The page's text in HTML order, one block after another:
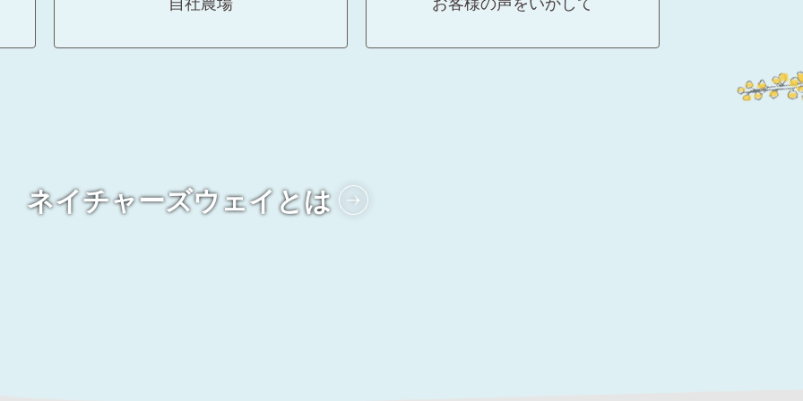
ネイチャーズウェイとは